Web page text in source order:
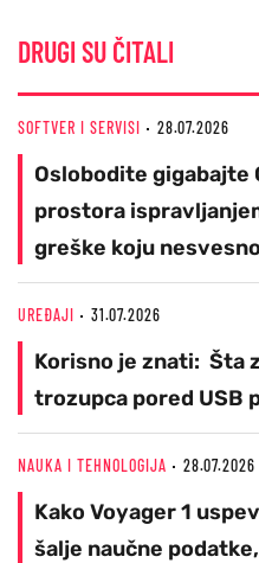
DRUGI SU ČITALI
SOFTVER I SERVISI 28.07.2026
Oslobodite gigabajte
prostora
greške koju
UREĐAJI 31.07.2026
Korisno je znati: Šta
trozupca pored USB
NAUKA I TEHNOLOGIJA 28.07.2026
Kako Voyager 1
šalje naučne